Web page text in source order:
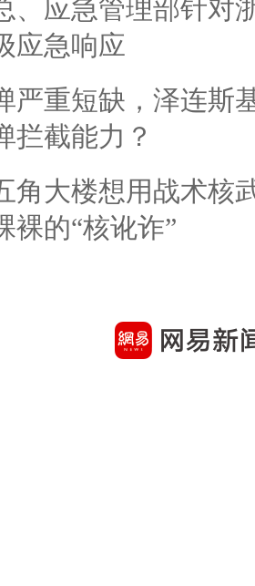
、应急管理部针对
应急响应
严重短缺，泽连斯
拦截能力？
角大楼想用战术核
裸的“核讹诈”